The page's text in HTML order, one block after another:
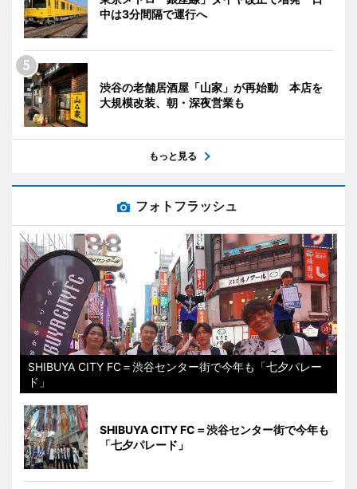
中は3分間隔で運行へ
渋谷の老舗居酒屋「山家」が再始動 本店を
大規模改装、朝・深夜営業も
もっと見る
フォトフラッシュ
SHIBUYA CITY FC＝渋谷センター街で今年も「七夕パレー
ド」
SHIBUYA CITY FC＝渋谷センター街で今年も
「七夕パレード」